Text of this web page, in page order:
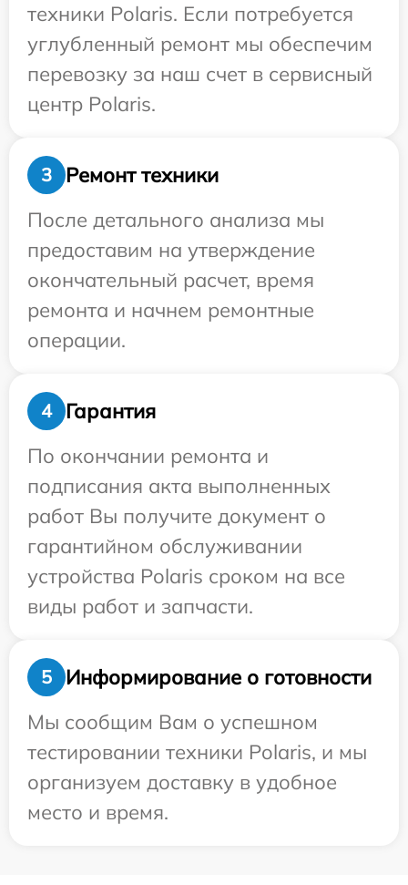
техники Polaris. Если потребуется
углубленный ремонт мы обеспечим
перевозку за наш счет в сервисный
центр Polaris.
3
Ремонт техники
После детального анализа мы
предоставим на утверждение
окончательный расчет, время
ремонта и начнем ремонтные
операции.
4
Гарантия
По окончании ремонта и
подписания акта выполненных
работ Вы получите документ о
гарантийном обслуживании
устройства Polaris сроком на все
виды работ и запчасти.
5
Информирование о готовности
Мы сообщим Вам о успешном
тестировании техники Polaris, и мы
организуем доставку в удобное
место и время.